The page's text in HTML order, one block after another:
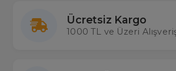
Ücretsiz Kargo
1000 TL ve Üzeri